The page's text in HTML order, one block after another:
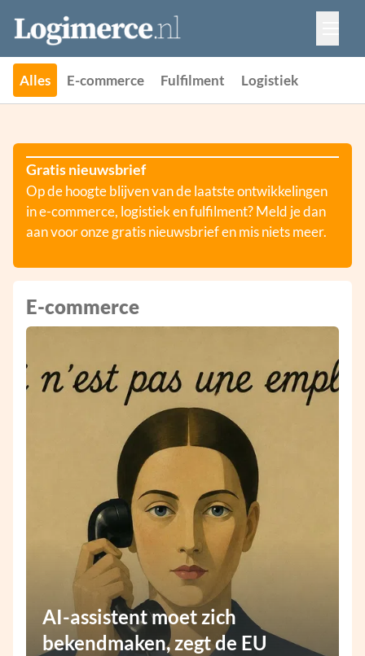
Vacatures
Events
Adverteren
Partners
Alles E-commerce Fulfilment Logistiek
Gratis nieuwsbrief
Op de hoogte blijven van de laatste ontwikkelingen
in e-commerce, logistiek en fulfilment? Meld je dan
aan voor onze gratis nieuwsbrief en mis niets meer.
E-commerce
AI-assistent moet zich
bekendmaken, zegt de EU